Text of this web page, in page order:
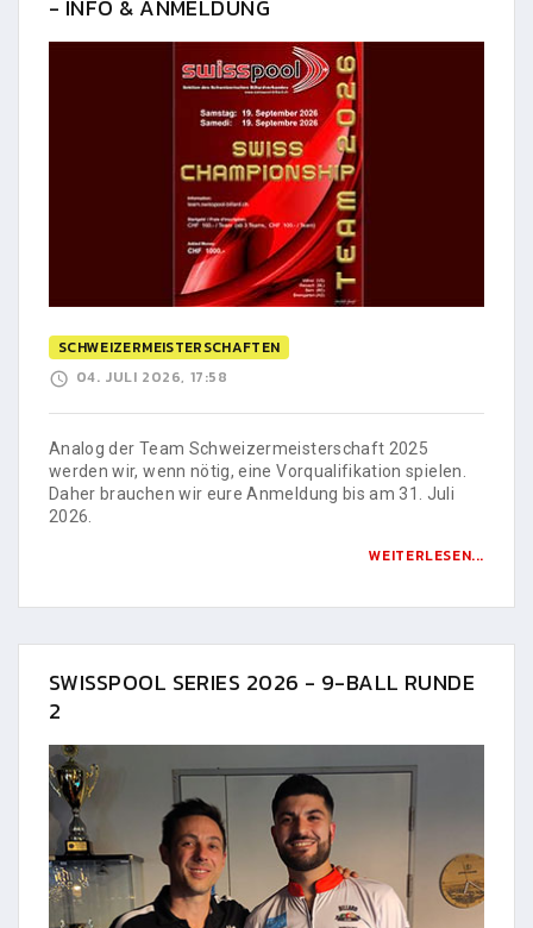
- INFO & ANMELDUNG
SCHWEIZERMEISTERSCHAFTEN
04. JULI 2026, 17:58
Analog der Team Schweizermeisterschaft 2025
werden wir, wenn nötig, eine Vorqualifikation spielen.
Daher brauchen wir eure Anmeldung bis am 31. Juli
2026.
WEITERLESEN...
SWISSPOOL SERIES 2026 - 9-BALL RUNDE
2